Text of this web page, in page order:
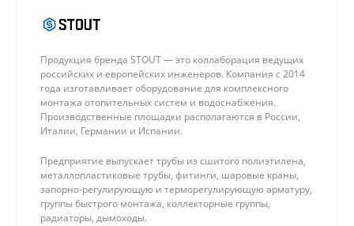
Продукция бренда STOUT — это коллаборация ведущих
российских и европейских инженеров. Компания с 2014
года изготавливает оборудование для комплексного
монтажа отопительных систем и водоснабжения.
Производственные площадки располагаются в России,
Италии, Германии и Испании.
Предприятие выпускает трубы из сшитого полиэтилена,
металлопластиковые трубы, фитинги, шаровые краны,
запорно-регулирующую и терморегулирующую арматуру,
группы быстрого монтажа, коллекторные группы,
радиаторы, дымоходы.